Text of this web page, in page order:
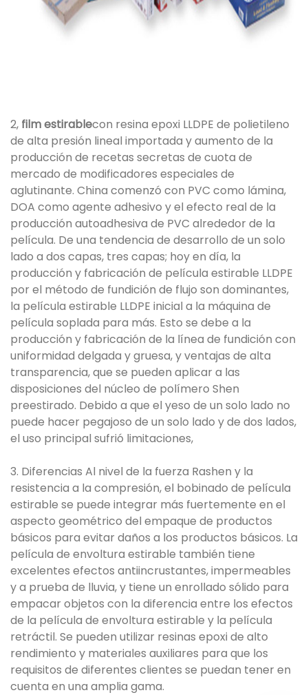
2, film estirablecon resina epoxi LLDPE de polietileno
de alta presión lineal importada y aumento de la
producción de recetas secretas de cuota de
mercado de modificadores especiales de
aglutinante. China comenzó con PVC como lámina,
DOA como agente adhesivo y el efecto real de la
producción autoadhesiva de PVC alrededor de la
película. De una tendencia de desarrollo de un solo
lado a dos capas, tres capas; hoy en día, la
producción y fabricación de película estirable LLDPE
por el método de fundición de flujo son dominantes,
la película estirable LLDPE inicial a la máquina de
película soplada para más. Esto se debe a la
producción y fabricación de la línea de fundición con
uniformidad delgada y gruesa, y ventajas de alta
transparencia, que se pueden aplicar a las
disposiciones del núcleo de polímero Shen
preestirado. Debido a que el yeso de un solo lado no
puede hacer pegajoso de un solo lado y de dos lados,
el uso principal sufrió limitaciones,
3. Diferencias Al nivel de la fuerza Rashen y la
resistencia a la compresión, el bobinado de película
estirable se puede integrar más fuertemente en el
aspecto geométrico del empaque de productos
básicos para evitar daños a los productos básicos. La
película de envoltura estirable también tiene
excelentes efectos antiincrustantes, impermeables
y a prueba de lluvia, y tiene un enrollado sólido para
empacar objetos con la diferencia entre los efectos
de la película de envoltura estirable y la película
retráctil. Se pueden utilizar resinas epoxi de alto
rendimiento y materiales auxiliares para que los
requisitos de diferentes clientes se puedan tener en
cuenta en una amplia gama.